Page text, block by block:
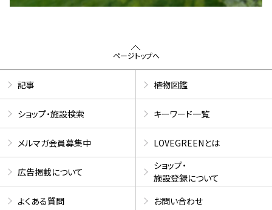
ページトップへ
記事 植物図鑑
ショップ・施設検索 キーワード一覧
メルマガ会員募集中 LOVEGREENとは
広告掲載について
ショップ・
施設登録について
よくある質問
お問い合わせ